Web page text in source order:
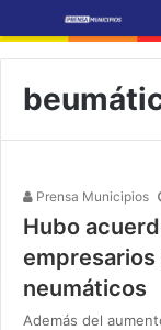
Prensa Municipios
Hubo
neumáticos
Además del